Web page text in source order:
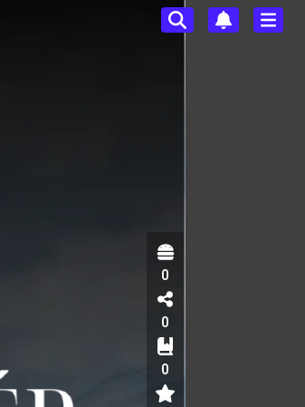
0
0
0